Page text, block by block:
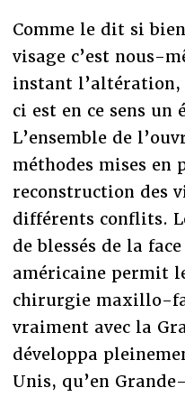
Comme le dit si
visage c’est nous-
instant
ci est en ce sens
L’ensemble de
méthodes mises en
reconstruction des
différents conflits.
de blessés de la
américaine permit
chirurgie maxillo-
vraiment avec la
développa
Unis, qu’en